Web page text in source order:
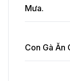
Mưa.
Con Gà Ăn